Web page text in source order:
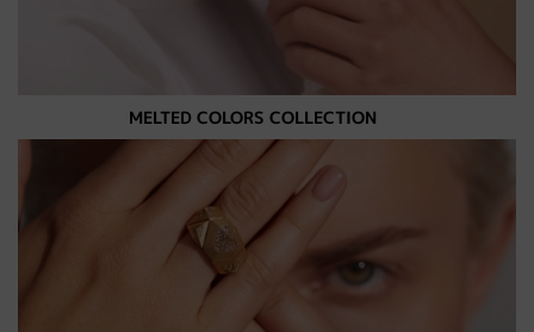
MELTED COLORS COLLECTION